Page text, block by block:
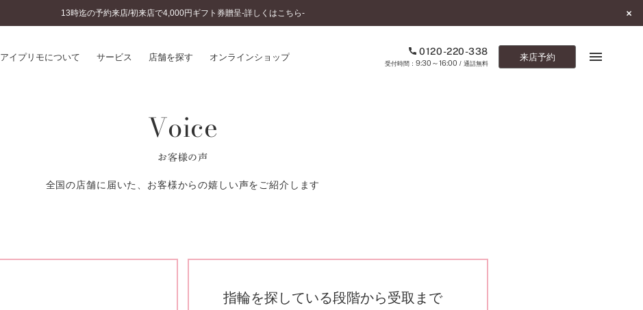
13時迄の予約来店/初来店で4,000円ギフト券贈呈-詳しくはこちら-
アイプリモについて サービス 店舗を探す オンラインショップ 0120-220-338
9:30～16:00/ 通話無料
来店予約
品質へのこだわり
婚約指輪とは
結婚指輪とは
セットリングとは
よくあるご質問
お問い合わせ
Voice
お客様の声
全国の店舗に届いた、お客様からの嬉しい声をご紹介します
指輪を探している段階から受取まで